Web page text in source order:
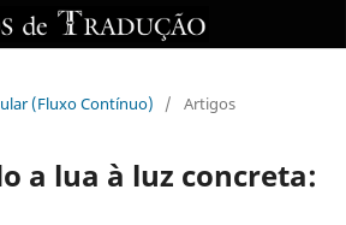
(Fluxo Contínuo)
/ Artigos
a lua à luz concreta: